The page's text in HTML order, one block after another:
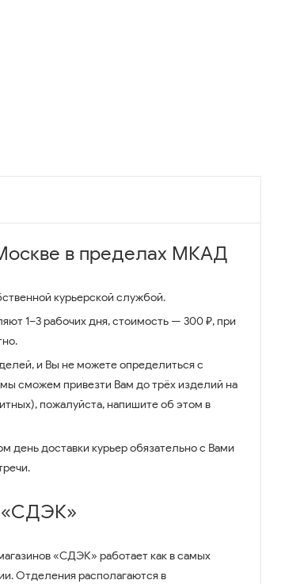
в пределах МКАД
курьерской службой.
1–3 рабочих дня, стоимость — 300 ₽, при
и Вы не можете определиться с
сможем привезти Вам до трёх изделий на
пожалуйста, напишите об этом в
день доставки курьер обязательно с Вами
«СДЭК»
«СДЭК» работает как в самых
Отделения располагаются в